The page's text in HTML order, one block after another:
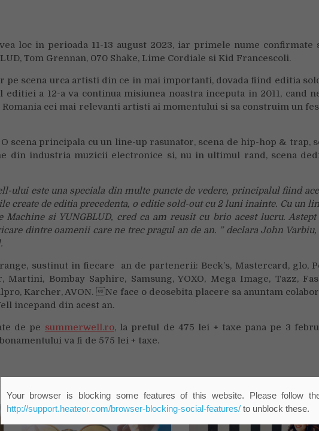
editie
Summer
loc in perioada 11-13 august 2023, iar primele nume confirmate
Tom Grennan, 070 Shake, Lime Cordiale si Kid Francescoli.
pe scena urca artisti din ce in mai importanti, dovada fiind editia
a 12-a va continua misiunea noastra inceputa in 2011, cand
cei mai relevanti artisti ai momentului si sa construim un
scena principala cu un line-up rasunator, scena de hip-hop & trap,
din industria muzicii electronice si, nu in ultimul rand, scena
ului este una speciala din multe puncte de vedere, principalul fiind
create de editia precedenta, o editie sold-out cu 2 luni inainte. Cu un
si YUNGBLUD, cred ca am reusit cu brio acest lucru. Astept
dintre oamenii care ne trec pragul an de an. ” declara John
sustinut in fiecare an de partenerii: Beck’s, Mastercard, glo,
Martini, Bombay Saphire, Samsung, YOXO, Mega Image, Tazz,
Karcher, AVON. Ne face o deosebita placere sa anuntam
incepand din acest an.
de pe summerwell.ro, la pretul de 475 lei + taxe pana pe 3
va fi de 575 lei + taxe.
Your browser is blocking some features of this website. Please follow
http://support.heateor.com/browser-blocking-social-features/to unblock these.